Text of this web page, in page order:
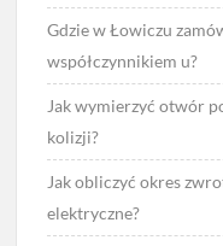
Gdzie w Łowiczu
współczynnikiem u?
Jak wymierzyć otwór
kolizji?
Jak obliczyć okres
elektryczne?